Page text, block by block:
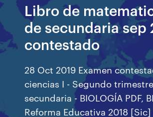
Libro de
de secundaria sep
contestado
28 Oct 2019 Examen
ciencias I - Segundo trimestre
secundaria - BIOLOGÍA PDF,
Reforma Educativa 2018